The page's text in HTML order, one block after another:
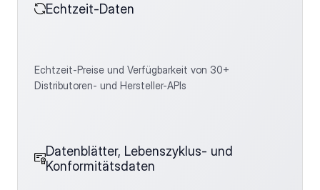
Echtzeit-Daten
Echtzeit-Preise und Verfügbarkeit von 30+
Distributoren- und Hersteller-APIs
Datenblätter, Lebenszyklus- und
Konformitätsdaten